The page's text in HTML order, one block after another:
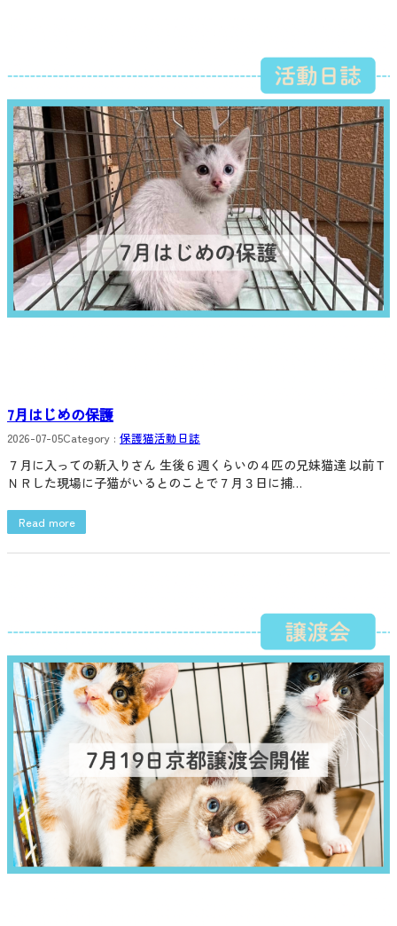
7月はじめの保護
2026-07-05Category : 保護猫活動日誌
７月に入っての新入りさん 生後６週くらいの４匹の兄妹猫達 以前Ｔ
ＮＲした現場に子猫がいるとのことで７月３日に捕…
Read more